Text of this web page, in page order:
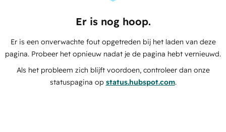
Er is nog hoop.
Er is een onverwachte fout opgetreden bij het laden van deze
pagina. Probeer het opnieuw nadat je de pagina hebt vernieuwd.
Als het probleem zich blijft voordoen, controleer dan onze
statuspagina op status.hubspot.com.